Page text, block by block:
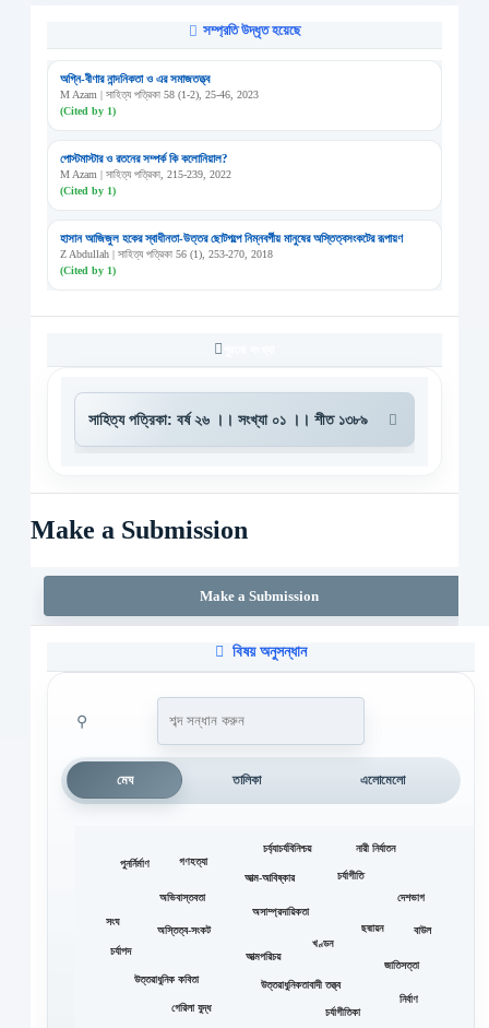
সম্প্রতি উদ্ধৃত হয়েছে
অগ্নি-বীণার নান্দনিকতা ও এর সমাজতত্ত্ব
M Azam | সাহিত্য পত্রিকা 58 (1-2), 25-46, 2023
(Cited by 1)
পোস্টমাস্টার ও রতনের সম্পর্ক কি কলোনিয়াল?
M Azam | সাহিত্য পত্রিকা, 215-239, 2022
(Cited by 1)
হাসান আজিজুল হকের স্বাধীনতা-উত্তর ছোটগল্পে নিম্নবর্গীয় মানুষের অস্তিত্বসংকটের রূপায়ণ
Z Abdullah | সাহিত্য পত্রিকা 56 (1), 253-270, 2018
(Cited by 1)
Make a Submission
Make a Submission
বিষয় অনুসন্ধান
⚲
মেঘ তালিকা এলোমেলো
অভিবাস্তবতা
অসাম্প্রদায়িকতা
অস্তিত্ব-সংকট
আত্ম-আবিষ্কার
আত্মপরিচয়
উত্তরাধুনিক কবিতা উত্তরাধুনিকতাবাদী তত্ত্ব
খণ্ডন
গণহত্যা
গেরিলা যুদ্ধ
চর্যাগীতি
চর্যাগীতিকা
চর্যাপদ
চর্য্যাচর্যবিনিশ্চয়
ছদ্মায়ন
জাতিসত্তা
দেশভাগ
নারী নির্যাতন
নির্বাণ
পুনর্নির্মাণ
বাউল
সংঘ